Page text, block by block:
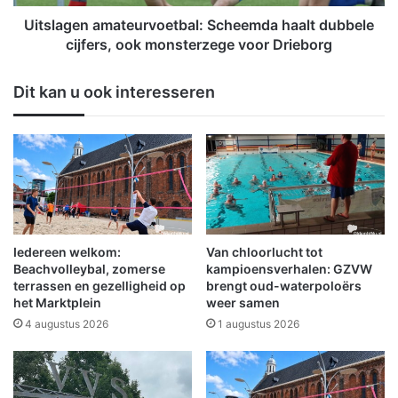
s
r
b
r
d
n
e
u
r
v
o
e
t
b
a
l
:
S
c
e
e
Uitslagen amateurvoetbal: Scheemda haalt dubbele
cijfers, ook monsterzege voor Drieborg
Dit kan u ook interesseren
Iedereen welkom:
Beachvolleybal, zomerse
terrassen en gezelligheid op
het Marktplein
4 augustus 2026
Van chloorlucht tot
kampioensverhalen: GZVW
brengt oud-waterpoloërs
weer samen
1 augustus 2026